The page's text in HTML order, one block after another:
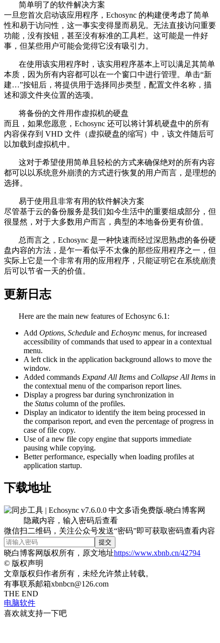
简单明了的软件解决方案
一旦您首次启动该应用程序，Echosync 的构建便考虑了简单
性和易于访问性，这一事实变得显而易见。无法直接访问重要
功能，没有按钮，甚至没有标准的工具栏。这可能是一件好
事，但某些用户可能会觉得它没有吸引力。
在使用该实用程序时，该实用程序基本上可以满足其简单
本质，因为所有内容都可以在一个窗口中进行管理。单击“新
建…”按钮后，将提供用于选择同步类型，配置文件名称，描
述和源文件夹位置的选项。
将备份的文件用作虚拟机的硬盘
而且，如果您愿意，Echosync 还可以将计算机硬盘中的所有
内容保存到 VHD 文件（虚拟硬盘的缩写）中，该文件随后可
以加载到虚拟机中。
这对于希望使用简单且轻松的方式来确保绝对的所有内容
都可以以系统意外崩溃的方式进行恢复的用户而言，是理想的
选择。
易于使用且非常有用的软件解决方案
尽管基于云的备份服务是我们如今生活中的重要组成部分，但
很显然，对于大多数用户而言，典型的本地备份更有价值。
总而言之，Echosync 是一种快速而经过深思熟虑的备份硬
盘内容的方法，是乍一看似乎不太像的那些应用程序之一，但
实际上它是一个非常有用的应用程序，只能证明它在系统崩溃
后可以节省一天的价值。
更新日志
Here are the main new features of Echosync 6.1:
Add Options, Schedule and Echosync menus, for increased
accessibility of commands that used to appear in a contextual
menu.
A left click in the application background allows to move the
window.
Added commands Expand All Items and Collapse All Items in
the contextual menu of the comparison report lines.
Display a progress bar during synchronization in
the Status column of the profiles.
Display an indicator to identify the item being processed in
the comparison report, and even the percentage of progress in
case of file copy.
Use of a new file copy engine that supports immediate
pausing while copying.
Better performance, especially when loading profiles at
application startup.
下载地址
隐藏内容，输入密码后查看
微信扫二维码，关注公众号发送“密码”即可获取密码查看内容
提交
晓白博客网版权所有，原文地址https://www.xbnb.cn/42794
© 版权声明
文章版权归作者所有，未经允许禁止转载。
有事联系邮箱xbnbcn@126.com
THE END
电脑软件
喜欢就支持一下吧